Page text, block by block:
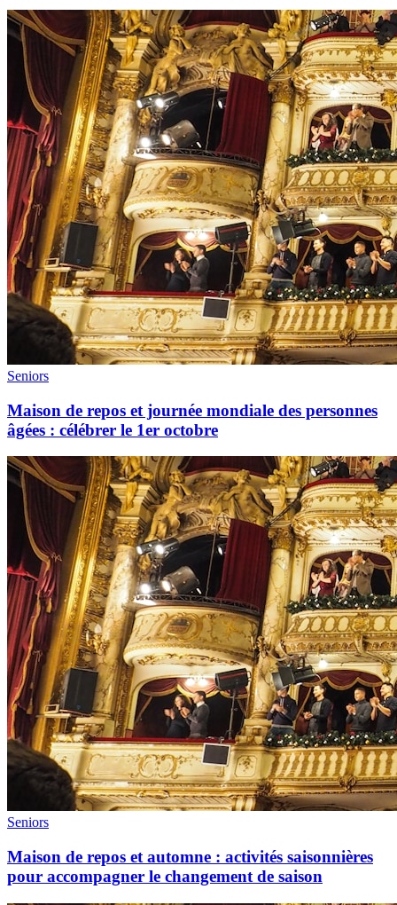
Seniors
Maison de repos et journée mondiale des personnes
âgées : célébrer le 1er octobre
Seniors
Maison de repos et automne : activités saisonnières
pour accompagner le changement de saison